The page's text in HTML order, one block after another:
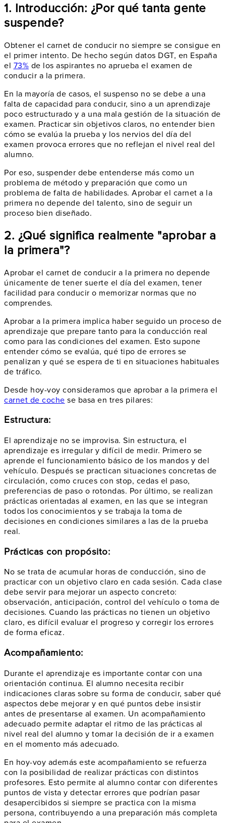
1. Introducción: ¿Por qué tanta gente
suspende?
Obtener el carnet de conducir no siempre se consigue en
el primer intento. De hecho según datos DGT, en España
el 73% de los aspirantes no aprueba el examen de
conducir a la primera.
En la mayoría de casos, el suspenso no se debe a una
falta de capacidad para conducir, sino a un aprendizaje
poco estructurado y a una mala gestión de la situación de
examen. Practicar sin objetivos claros, no entender bien
cómo se evalúa la prueba y los nervios del día del
examen provoca errores que no reflejan el nivel real del
alumno.
Por eso, suspender debe entenderse más como un
problema de método y preparación que como un
problema de falta de habilidades. Aprobar el carnet a la
primera no depende del talento, sino de seguir un
proceso bien diseñado.
2. ¿Qué significa realmente "aprobar a
la primera"?
Aprobar el carnet de conducir a la primera no depende
únicamente de tener suerte el día del examen, tener
facilidad para conducir o memorizar normas que no
comprendes.
Aprobar a la primera implica haber seguido un proceso de
aprendizaje que prepare tanto para la conducción real
como para las condiciones del examen. Esto supone
entender cómo se evalúa, qué tipo de errores se
penalizan y qué se espera de ti en situaciones habituales
de tráfico.
Desde hoy-voy consideramos que aprobar a la primera el
carnet de coche se basa en tres pilares:
Estructura:
El aprendizaje no se improvisa. Sin estructura, el
aprendizaje es irregular y difícil de medir. Primero se
aprende el funcionamiento básico de los mandos y del
vehículo. Después se practican situaciones concretas de
circulación, como cruces con stop, cedas el paso,
preferencias de paso o rotondas. Por último, se realizan
prácticas orientadas al examen, en las que se integran
todos los conocimientos y se trabaja la toma de
decisiones en condiciones similares a las de la prueba
real.
Prácticas con propósito:
No se trata de acumular horas de conducción, sino de
practicar con un objetivo claro en cada sesión. Cada clase
debe servir para mejorar un aspecto concreto:
observación, anticipación, control del vehículo o toma de
decisiones. Cuando las prácticas no tienen un objetivo
claro, es difícil evaluar el progreso y corregir los errores
de forma eficaz.
Acompañamiento:
Durante el aprendizaje es importante contar con una
orientación continua. El alumno necesita recibir
indicaciones claras sobre su forma de conducir, saber qué
aspectos debe mejorar y en qué puntos debe insistir
antes de presentarse al examen. Un acompañamiento
adecuado permite adaptar el ritmo de las prácticas al
nivel real del alumno y tomar la decisión de ir a examen
en el momento más adecuado.
En hoy-voy además este acompañamiento se refuerza
con la posibilidad de realizar prácticas con distintos
profesores. Esto permite al alumno contar con diferentes
puntos de vista y detectar errores que podrían pasar
desapercibidos si siempre se practica con la misma
persona, contribuyendo a una preparación más completa